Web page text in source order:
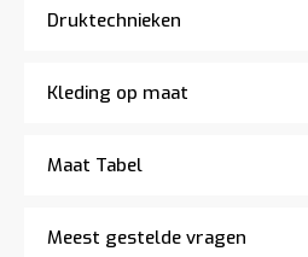
Druktechnieken
Kleding op maat
Maat Tabel
Meest gestelde vragen